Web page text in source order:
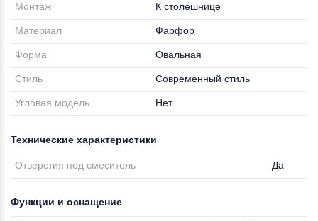
Монтаж К столешнице
Материал Фарфор
Форма Овальная
Стиль Современный стиль
Угловая модель Нет
Технические характеристики
Отверстия под смеситель Да
Функции и оснащение